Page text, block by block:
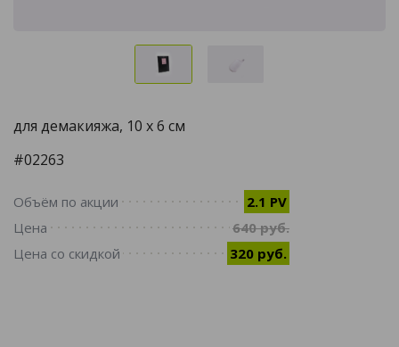
для демакияжа, 10 х 6 см
#02263
Объём по акции
2.1 PV
Цена
640 руб.
Цена со скидкой
320 руб.